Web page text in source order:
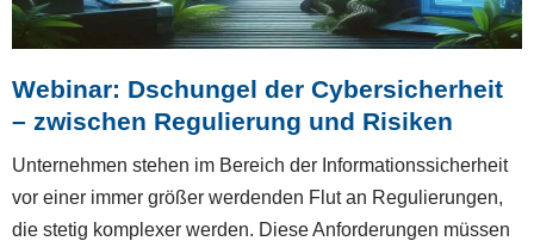
Webinar: Dschungel der Cybersicherheit
– zwischen Regulierung und Risiken
Unternehmen stehen im Bereich der Informationssicherheit
vor einer immer größer werdenden Flut an Regulierungen,
die stetig komplexer werden. Diese Anforderungen müssen